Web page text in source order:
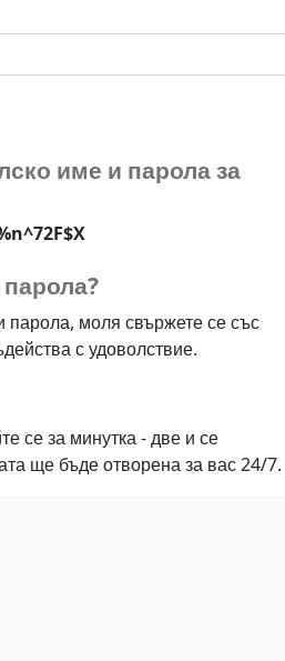
име и парола за
моля свържете се със
с удоволствие.
се за минутка - две и се
ще бъде отворена за вас 24/7.